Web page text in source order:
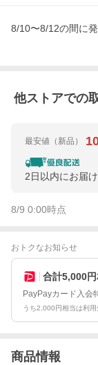
8/10〜8/12の間に
他ストアでの
最安値 （新品）
2日以内にお届
8/9 0:00時点
おトクなお知らせ
合計5,000円
PayPayカード入会
うち2,000円相当は利
商品情報